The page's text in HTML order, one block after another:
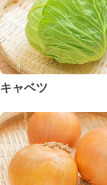
キャベツ